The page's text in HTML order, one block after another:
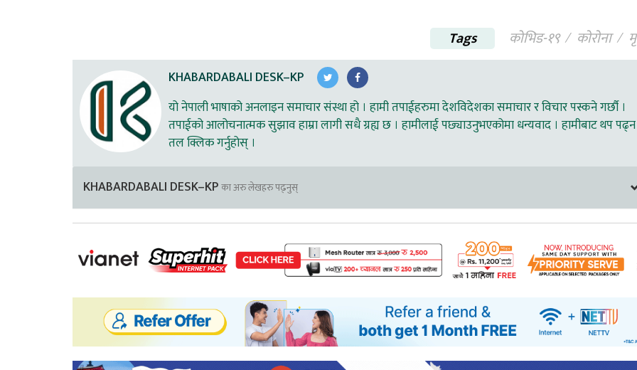
Tags कोभिड-१९ काेराेना
KHABARDABALI DESK–KP
यो नेपाली भाषाको अनलाइन समाचार संस्था हो । हामी तपाईहरुमा देशविदेशका समाचार र विचार पस्कने गर्छौ ।
तपाईको आलोचनात्मक सुझाव हाम्रा लागी सधै ग्रह्य छ । हामीलाई पछ्याउनुभएकोमा धन्यवाद । हामीबाट थप पढ्न
तल क्लिक गर्नुहोस् ।
KHABARDABALI DESK–KPका अरु लेखहरु पढ्नुस्